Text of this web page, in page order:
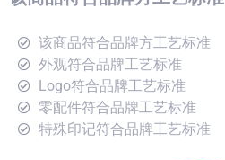
该商品符合品牌方工艺标准
外观符合品牌工艺标准
Logo符合品牌工艺标准
零配件符合品牌工艺标准
特殊印记符合品牌工艺标准